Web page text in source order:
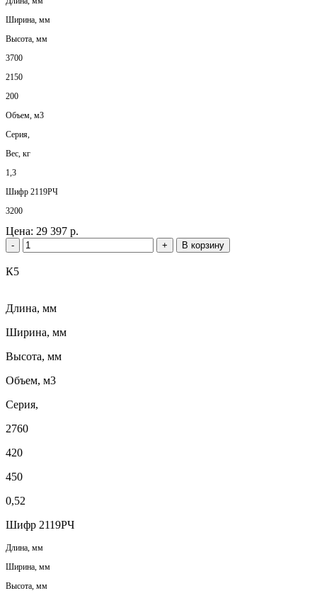
Ширина, мм
Высота, мм
3700
2150
200
Объем, м3
Серия,
Вес, кг
1,3
Шифр 2119РЧ
3200
Цена: 29 397 р.
- + В корзину
К5
Длина, мм
Ширина, мм
Высота, мм
Объем, м3
Серия,
2760
420
450
0,52
Шифр 2119РЧ
Длина, мм
Ширина, мм
Высота, мм